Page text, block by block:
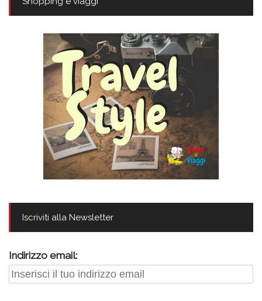
Iscriviti alla Newsletter
Indirizzo email: